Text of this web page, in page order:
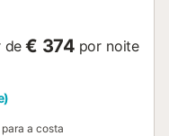
de € 374 por noite
para a costa